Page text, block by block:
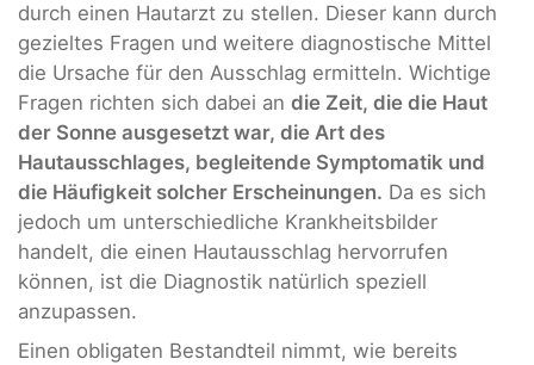
durch einen Hautarzt zu stellen. Dieser kann durch
gezieltes Fragen und weitere diagnostische Mittel
die Ursache für den Ausschlag ermitteln. Wichtige
Fragen richten sich dabei an die Zeit, die die Haut
der Sonne ausgesetzt war, die Art des
Hautausschlages, begleitende Symptomatik und
die Häufigkeit solcher Erscheinungen. Da es sich
jedoch um unterschiedliche Krankheitsbilder
handelt, die einen Hautausschlag hervorrufen
können, ist die Diagnostik natürlich speziell
anzupassen.
Einen obligaten Bestandteil nimmt, wie bereits